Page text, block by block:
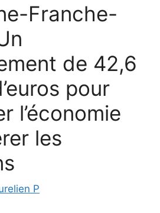
Franche-
de 42,6
pour
l’économie
les
P